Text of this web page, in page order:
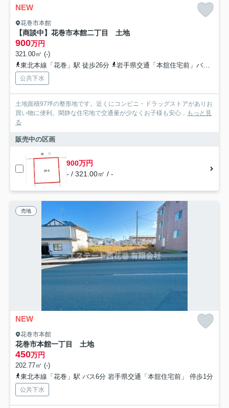
NEW
花巻市本館
【商談中】花巻市本館二丁目 土地
900万円
321.00㎡ (-)
東北本線「花巻」駅 徒歩26分
岩手県交通「本舘住宅前」バス停下車 徒歩2分
公共下水
土地面積97坪の整形地です。近くにコンビニ・ドラッグストアがありお
買い物に便利。閑静な住宅地で交通量が少なくお子様も安心... もっと見
る
販売中の区画
900万円
- / 321.00㎡ / -
売地
NEW
花巻市本館
花巻市本館一丁目 土地
450万円
202.77㎡ (-)
東北本線「花巻」駅 バス6分 岩手県交通「本舘住宅前」 停歩1分
公共下水